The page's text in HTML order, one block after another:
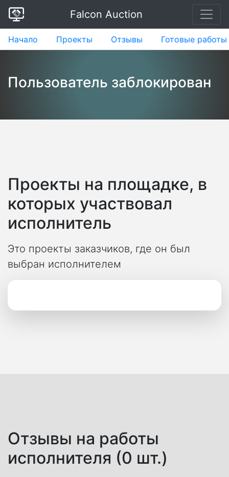
Falcon Auction
Начало Проекты Отзывы Готовые работы
Пользователь заблокирован
Проекты на площадке, в
которых участвовал
исполнитель
Это проекты заказчиков, где он был
выбран исполнителем
Отзывы на работы
исполнителя (0 шт.)